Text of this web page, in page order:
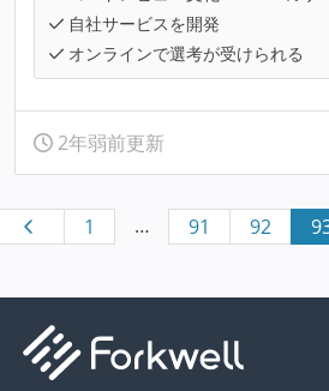
自社サービスを開発
オンラインで選考が受けられる
2年弱前更新
1 … 91 92